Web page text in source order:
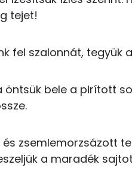
Nátrium
Foszfor
Szelén
tejet!
fel szalonnát,
öntsük bele a pirított
és zsemlemorzsázott
a maradék